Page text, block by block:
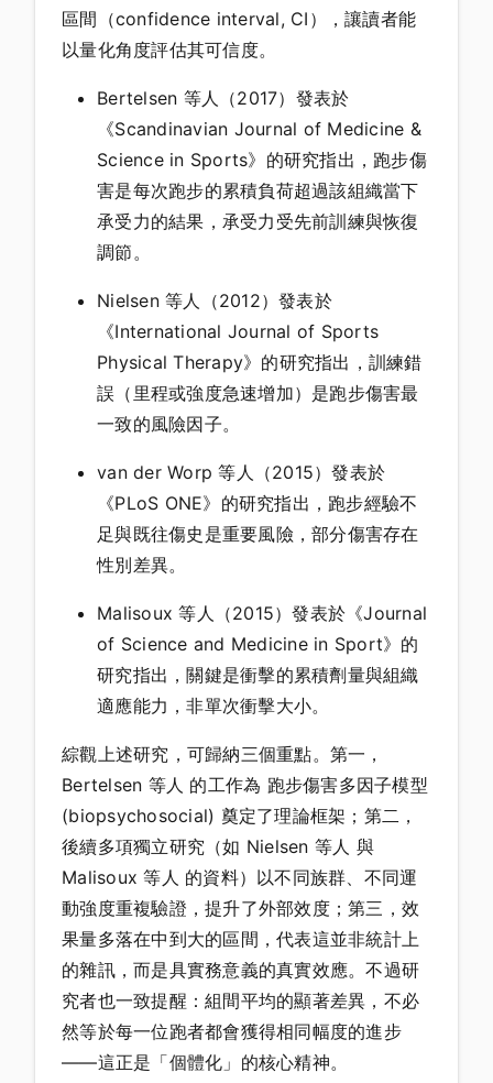
區間（confidence interval, CI），讓讀者能
以量化角度評估其可信度。
Bertelsen 等人（2017）發表於
《Scandinavian Journal of Medicine &
Science in Sports》的研究指出，跑步傷
害是每次跑步的累積負荷超過該組織當下
承受力的結果，承受力受先前訓練與恢復
調節。
Nielsen 等人（2012）發表於
《International Journal of Sports
Physical Therapy》的研究指出，訓練錯
誤（里程或強度急速增加）是跑步傷害最
一致的風險因子。
van der Worp 等人（2015）發表於
《PLoS ONE》的研究指出，跑步經驗不
足與既往傷史是重要風險，部分傷害存在
性別差異。
Malisoux 等人（2015）發表於《Journal
of Science and Medicine in Sport》的
研究指出，關鍵是衝擊的累積劑量與組織
適應能力，非單次衝擊大小。
綜觀上述研究，可歸納三個重點。第一，
Bertelsen 等人 的工作為 跑步傷害多因子模型
(biopsychosocial) 奠定了理論框架；第二，
後續多項獨立研究（如 Nielsen 等人 與
Malisoux 等人 的資料）以不同族群、不同運
動強度重複驗證，提升了外部效度；第三，效
果量多落在中到大的區間，代表這並非統計上
的雜訊，而是具實務意義的真實效應。不過研
究者也一致提醒：組間平均的顯著差異，不必
然等於每一位跑者都會獲得相同幅度的進步
——這正是「個體化」的核心精神。